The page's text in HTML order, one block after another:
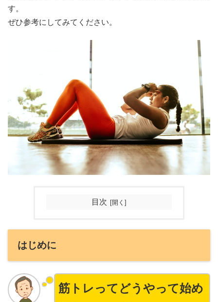
す。
ぜひ参考にしてみてください。
目次
はじめに
筋トレってどうやって始め